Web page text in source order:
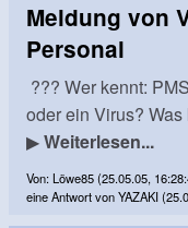
Meldung von
Personal
??? Wer kennt:
oder ein Virus?
▶Weiterlesen...
Von: Löwe85 (25.05.05,
eine Antwort von YAZAKI